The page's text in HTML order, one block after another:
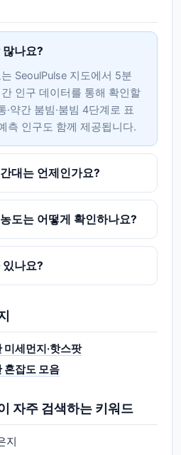
나요?
SeoulPulse 지도에서 5분
인구 데이터를 통해 확인할
·약간 붐빔·붐빔 4단계로 표
측 인구도 함께 제공됩니다.
대는 언제인가요?
도는 어떻게 확인하나요?
나요?
미세먼지·핫스팟
혼잡도 모음
자주 검색하는 키워드
지